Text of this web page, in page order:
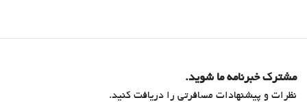
مشترک خبرنامه ما شوید.
نظرات و پیشنهادات مسافرتی را دریافت کنید.